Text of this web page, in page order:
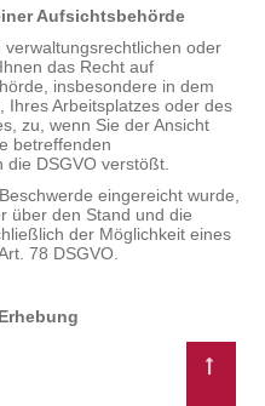
Aufsichtsbehörde
oder
das Recht auf
insbesondere in dem
Ihres Arbeitsplatzes oder des
zu, wenn Sie der Ansicht
betreffenden
DSGVO verstößt.
eingereicht wurde,
über den Stand und die
der Möglichkeit eines
78 DSGVO.